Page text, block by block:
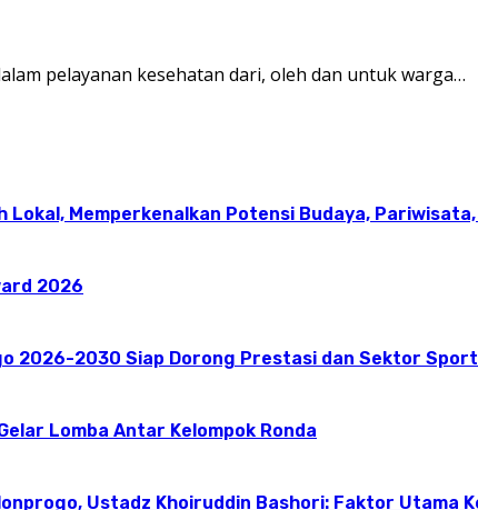
pelayanan kesehatan dari, oleh dan untuk warga…
Memperkenalkan Potensi Budaya,
2026
2026-2030 Siap Dorong Prestasi dan Sektor
Lomba Antar Kelompok Ronda
Ustadz Khoiruddin Bashori: Faktor Utama